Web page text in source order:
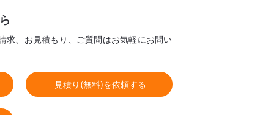
求、お見積もり、ご質問はお気軽にお問い
見積り(無料)を依頼する